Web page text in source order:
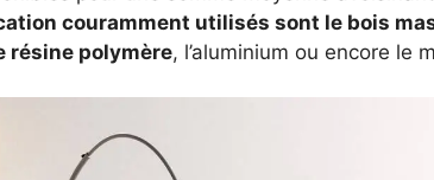
couramment utilisés sont le bois
résine polymère, l’aluminium ou encore le